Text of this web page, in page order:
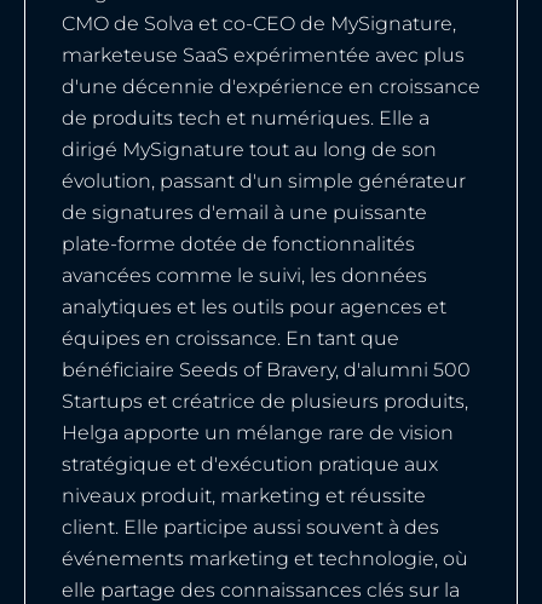
CMO de Solva et co-CEO de MySignature,
marketeuse SaaS expérimentée avec plus
d'une décennie d'expérience en croissance
de produits tech et numériques. Elle a
dirigé MySignature tout au long de son
évolution, passant d'un simple générateur
de signatures d'email à une puissante
plate-forme dotée de fonctionnalités
avancées comme le suivi, les données
analytiques et les outils pour agences et
équipes en croissance. En tant que
bénéficiaire Seeds of Bravery, d'alumni 500
Startups et créatrice de plusieurs produits,
Helga apporte un mélange rare de vision
stratégique et d'exécution pratique aux
niveaux produit, marketing et réussite
client. Elle participe aussi souvent à des
événements marketing et technologie, où
elle partage des connaissances clés sur la